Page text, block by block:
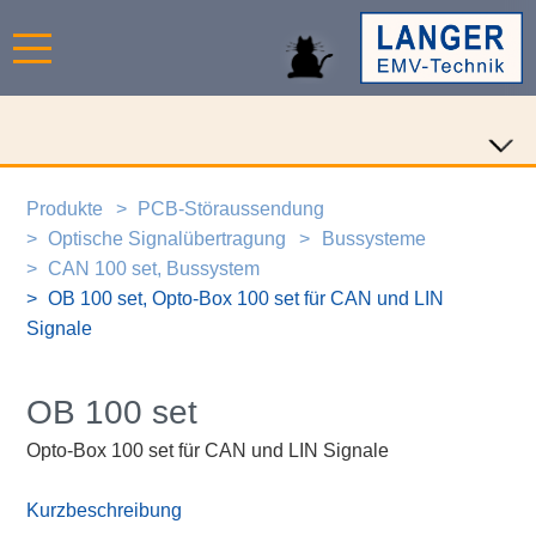
Produkte
PCB-Störaussendung
Optische Signalübertragung
Bussysteme
CAN 100 set, Bussystem
OB 100 set, Opto-Box 100 set für CAN und LIN
Signale
OB 100 set
Opto-Box 100 set für CAN und LIN Signale
Kurzbeschreibung